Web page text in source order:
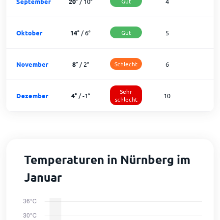
Oktober 14° /6° Gut 5
November 8°/2° Schlecht 6
Dezember 4°/-1°
Sehr
schlecht
10
Temperaturen in Nürnberg im
Januar